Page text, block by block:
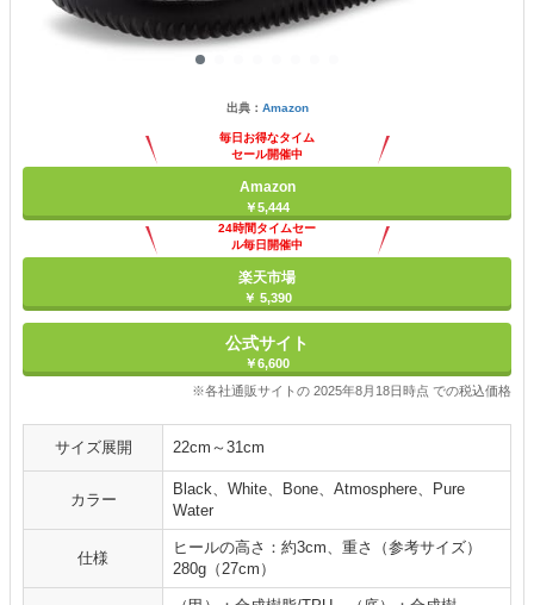
出典： Amazon
毎日お得なタイム
セール開催中
Amazon
￥5,444
24時間タイムセー
ル毎日開催中
楽天市場
￥ 5,390
公式サイト
￥6,600
※各社通販サイトの 2025年8月18日時点 での税込価格
サイズ展開 22cm～31cm
カラー
Black、White、Bone、Atmosphere、Pure
Water
仕様
ヒールの高さ：約3cm、重さ（参考サイズ）
280g（27cm）